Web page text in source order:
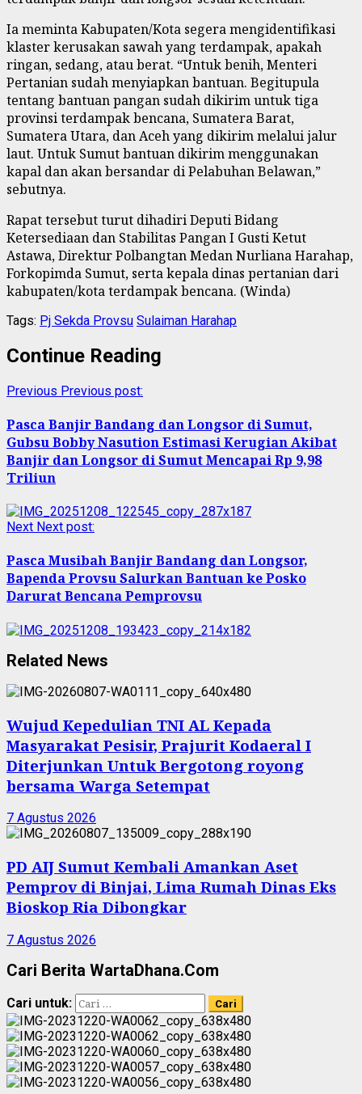
Ia meminta Kabupaten/Kota segera mengidentifikasi
klaster kerusakan sawah yang terdampak, apakah
ringan, sedang, atau berat. “Untuk benih, Menteri
Pertanian sudah menyiapkan bantuan. Begitupula
tentang bantuan pangan sudah dikirim untuk tiga
provinsi terdampak bencana, Sumatera Barat,
Sumatera Utara, dan Aceh yang dikirim melalui jalur
laut. Untuk Sumut bantuan dikirim menggunakan
kapal dan akan bersandar di Pelabuhan Belawan,”
sebutnya.
Rapat tersebut turut dihadiri Deputi Bidang
Ketersediaan dan Stabilitas Pangan I Gusti Ketut
Astawa, Direktur Polbangtan Medan Nurliana Harahap,
Forkopimda Sumut, serta kepala dinas pertanian dari
kabupaten/kota terdampak bencana. (Winda)
Tags: Pj Sekda Provsu Sulaiman Harahap
Continue Reading
Previous Previous post:
Pasca Banjir Bandang dan Longsor di Sumut,
Gubsu Bobby Nasution Estimasi Kerugian Akibat
Banjir dan Longsor di Sumut Mencapai Rp 9,98
Triliun
Next Next post:
Pasca Musibah Banjir Bandang dan Longsor,
Bapenda Provsu Salurkan Bantuan ke Posko
Darurat Bencana Pemprovsu
Related News
Wujud Kepedulian TNI AL Kepada
Masyarakat Pesisir, Prajurit Kodaeral I
Diterjunkan Untuk Bergotong royong
bersama Warga Setempat
7 Agustus 2026
PD AIJ Sumut Kembali Amankan Aset
Pemprov di Binjai, Lima Rumah Dinas Eks
Bioskop Ria Dibongkar
7 Agustus 2026
Cari Berita WartaDhana.Com
Cari untuk: